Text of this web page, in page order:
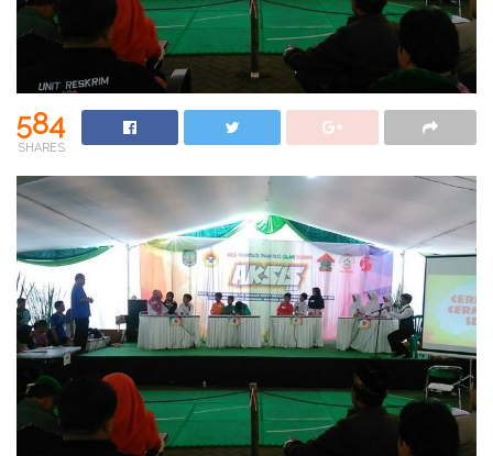
584
SHARES